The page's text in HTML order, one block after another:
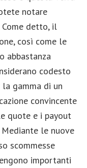
notare
detto, il
così come le
abbastanza
codesto
gamma di un
convincente
quote e i payout
le nuove
scommesse
importanti